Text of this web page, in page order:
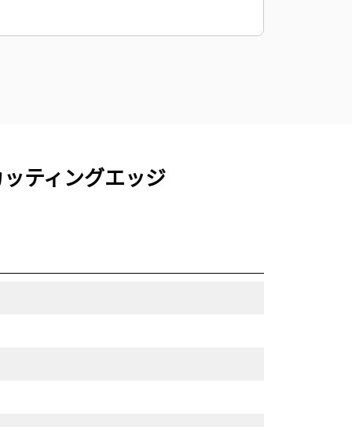
ティングエッジ